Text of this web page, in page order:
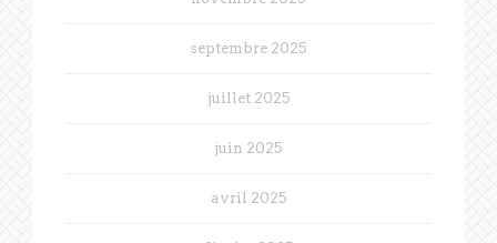
septembre 2025
juillet 2025
juin 2025
avril 2025